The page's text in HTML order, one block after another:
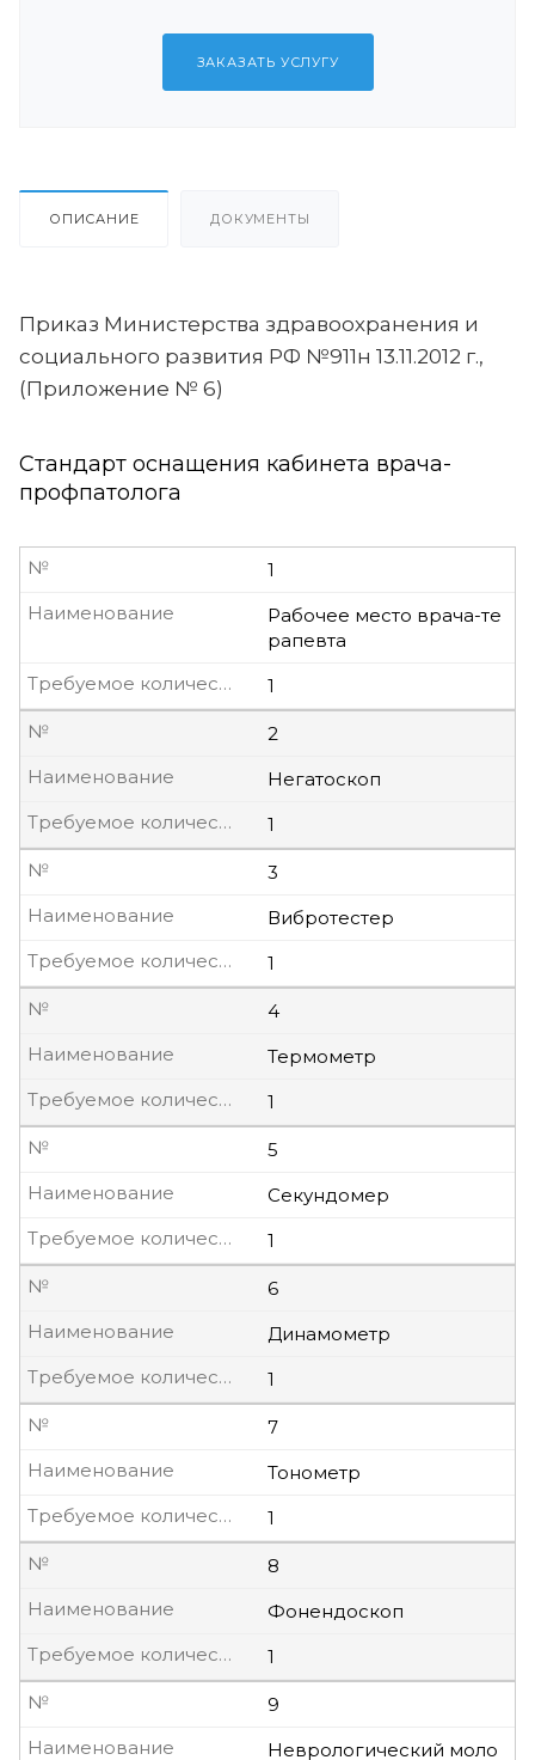
ЗАКАЗАТЬ УСЛУГУ
ОПИСАНИЕ ДОКУМЕНТЫ
Приказ Министерства здравоохранения и
социального развития РФ №911н 13.11.2012 г.,
(Приложение № 6)
Стандарт оснащения кабинета врача-
профпатолога
1
№
Рабочее место врача-те
рапевта
Наименование
1
Требуемое количество, шт
2
№
Негатоскоп
Наименование
1
Требуемое количество, шт
3
№
Вибротестер
Наименование
1
Требуемое количество, шт
4
№
Термометр
Наименование
1
Требуемое количество, шт
5
№
Секундомер
Наименование
1
Требуемое количество, шт
6
№
Динамометр
Наименование
1
Требуемое количество, шт
7
№
Тонометр
Наименование
1
Требуемое количество, шт
8
№
Фонендоскоп
Наименование
1
Требуемое количество, шт
9
№
Неврологический моло
Наименование